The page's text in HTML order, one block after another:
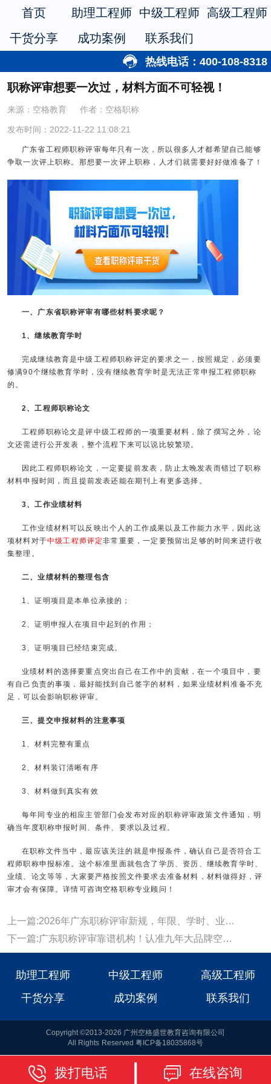
首页 助理工程师 中级工程师 高级工程师
干货分享
成功案例 联系我们
热线电话：400-108-8318
职称评审想要一次过，材料方面不可轻视！
来源：空格教育 作者：空格职称
发布时间：2022-11-22 11:08:21
广东省工程师职称评审每年只有一次，所以很多人才都希望自己能够
争取一次评上职称。那想要一次评上职称，人才们就需要好好做准备了！
一、广东省职称评审有哪些材料要求呢？
1、继续教育学时
完成继续教育是中级工程师职称评定的要求之一，按照规定，必须要
修满90个继续教育学时，没有继续教育学时是无法正常申报工程师职称
的。
2、工程师职称论文
工程师职称论文是评中级工程师的一项重要材料，除了撰写之外，论
文还需进行公开发表，整个流程下来可以说比较繁琐。
因此工程师职称论文，一定要提前发表，防止太晚发表而错过了职称
材料申报时间，而且提前发表还能在期刊上有更多选择。
3、工作业绩材料
工作业绩材料可以反映出个人的工作成果以及工作能力水平，因此这
项材料对于中级工程师评定非常重要，一定要预留出足够的时间来进行收
集整理。
二、业绩材料的整理包含
1、证明项目是本单位承接的；
2、证明申报人在项目中起到的作用；
3、证明项目已经结束完成。
业绩材料的选择要重点突出自己在工作中的贡献，在一个项目中，要
有自己负责的事项，最好能找到自己签字的材料，如果业绩材料准备不充
足，可以会影响职称评审。
三、提交申报材料的注意事项
1、材料完整有重点
2、材料装订清晰有序
3、材料做到真实有效
每年同专业的相应主管部门会发布对应的职称评审政策文件通知，明
确当年度职称申报时间、条件、要求以及过程。
在职称文件当中，最应该关注的就是申报条件，确认自己是否符合工
程师职称申报标准。这个标准里面就包含了学历、资历、继续教育学时、
业绩、论文等等，大家要严格按照文件要求去准备材料，材料做得好，评
审才会有保障。详情可咨询空格职称专业顾问！
上一篇:2026年广东职称评审新规，年限、学时、业绩论文全面调整~
下一篇:广东职称评审靠谱机构！认准九年大品牌空格教育！
助理工程师 中级工程师
高级工程师
干货分享
成功案例 联系我们
Copyright ©2013-2026 广州空格盛世教育咨询有限公司
All Rights Reserved 粤ICP备18035868号
拨打电话 在线咨询